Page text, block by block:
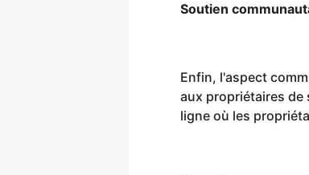
Soutien
Enfin, l'aspect
aux propriétaires de
ligne où les